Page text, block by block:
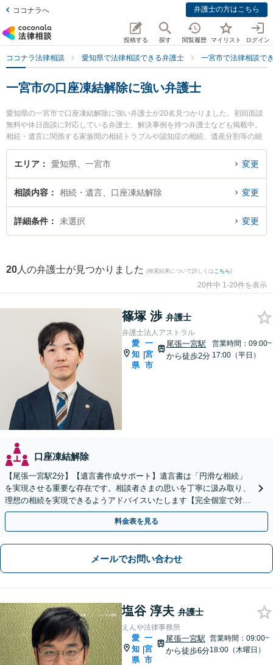
ココナラへ 弁護士の方はこちら
投稿する 探す 閲覧履歴 マイリスト ログイン
ココナラ法律相談 愛知県で法律相談できる弁護士 一宮市で法律相談で
一宮市の口座凍結解除に強い弁護士
愛知県の一宮市で口座凍結解除に強い弁護士が20名見つかりました。初回面談
無料や休日面談に対応している弁護士、解決事例を持つ弁護士なども掲載中。
相続・遺言に関係する家族間の相続トラブルや認知症の相続、遺産分割等の細
かな分野での絞り込み検索もでき便利です。特に弁護士法人アストラルの篠塚
渉弁護士やえんや法律事務所の塩谷 淳夫弁護士、旭合同法律事務所 一宮事務所
護士に相談したい』『口座凍結解除のトラブル解決の実績豊富な近くの弁護士
を検索したい』『初回相談無料で口座凍結解除を法律相談できる一宮市内の弁
護士に相談予約したい』などでお困りの相談者さんにおすすめです。
エリア 愛知県、一宮市 変更
相談内容 相続・遺言、口座凍結解除 変更
詳細条件 未選択 変更
20 人の弁護士が見つかりました (検索結果について詳しくは こちら)
20件中 1-20件を表示
篠塚 渉 弁護士
弁護士法人アストラル
愛
知
県
|
一
宮
市
尾張一宮駅
から徒歩2分
営業時間：09:00~
17:00（平日）
口座凍結解除
【尾張一宮駅2分】【遺言書作成サポート】遺言書は「円滑な相続」
を実現させる重要な存在です。相談者さまの思いを丁寧に汲み取り、
理想の相続を実現できるようアドバイスいたします【完全個室で対
応】【近隣駐車場あり】
料金表を見る
メールでお問い合わせ
塩谷 淳夫 弁護士
えんや法律事務所
愛
知
県
|
一
宮
市
尾張一宮駅
から徒歩6分
営業時間：09:00~
18:00（木曜日）